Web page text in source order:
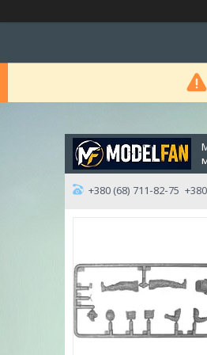
+380 (68) 711-82-75